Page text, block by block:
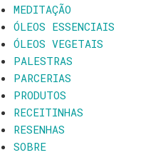
MEDITAÇÃO
ÓLEOS ESSENCIAIS
ÓLEOS VEGETAIS
PALESTRAS
PARCERIAS
PRODUTOS
RECEITINHAS
RESENHAS
SOBRE